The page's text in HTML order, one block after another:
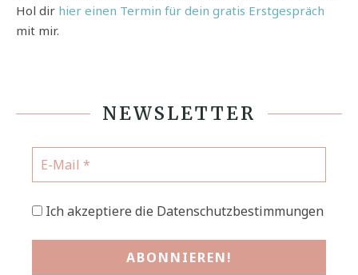
Hol dir hier einen Termin für dein gratis Erstgespräch
mit mir.
NEWSLETTER
Ich akzeptiere die Datenschutzbestimmungen